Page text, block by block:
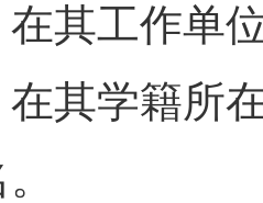
在其工作单
在其学籍所